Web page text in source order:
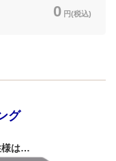
0 円(税込)
グ
様は…